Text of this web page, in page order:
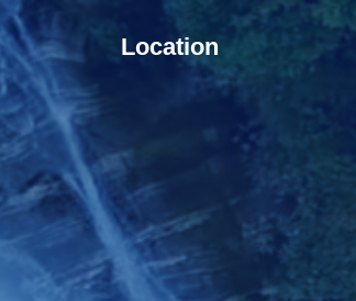
Location